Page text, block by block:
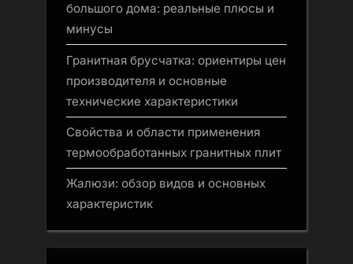
большого дома: реальные плюсы и
минусы
Гранитная брусчатка: ориентиры цен
производителя и основные
технические характеристики
Свойства и области применения
термообработанных гранитных плит
Жалюзи: обзор видов и основных
характеристик